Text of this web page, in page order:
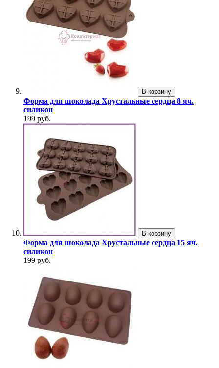
В корзину
Форма для шоколада Хрустальные сердца 8 яч.
силикон
199 руб.
В корзину
Форма для шоколада Хрустальные сердца 15 яч.
силикон
199 руб.